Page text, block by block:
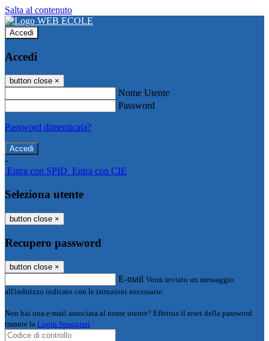
Salta al contenuto
Accedi
Accedi
button close ×
Nome Utente
Password
Password dimenticata?
-
Entra con SPID Entra con CIE
Seleziona utente
button close ×
Recupero password
button close ×
E-mail Verrà inviato un messaggio
all'indirizzo indicato con le istruzioni necessarie.
Non hai una e-mail associata al nome utente? Effettua il reset della password
tramite la Login Spaggiari